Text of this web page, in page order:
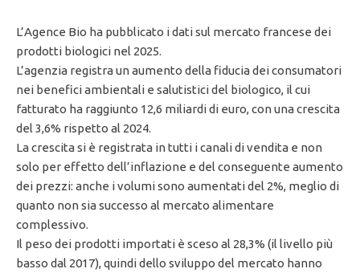
L’Agence Bio ha pubblicato i dati sul mercato francese dei
prodotti biologici nel 2025.
L’agenzia registra un aumento della fiducia dei consumatori
nei benefici ambientali e salutistici del biologico, il cui
fatturato ha raggiunto 12,6 miliardi di euro, con una crescita
del 3,6% rispetto al 2024.
La crescita si è registrata in tutti i canali di vendita e non
solo per effetto dell’inflazione e del conseguente aumento
dei prezzi: anche i volumi sono aumentati del 2%, meglio di
quanto non sia successo al mercato alimentare
complessivo.
Il peso dei prodotti importati è sceso al 28,3% (il livello più
basso dal 2017), quindi dello sviluppo del mercato hanno